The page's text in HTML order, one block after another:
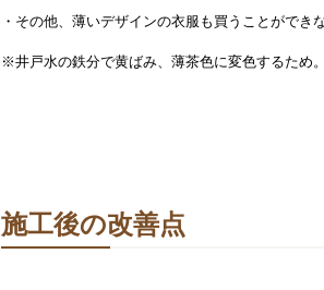
・その他、薄いデザインの衣服も買うことができ
※井戸水の鉄分で黄ばみ、薄茶色に変色するため。
施工後の改善点